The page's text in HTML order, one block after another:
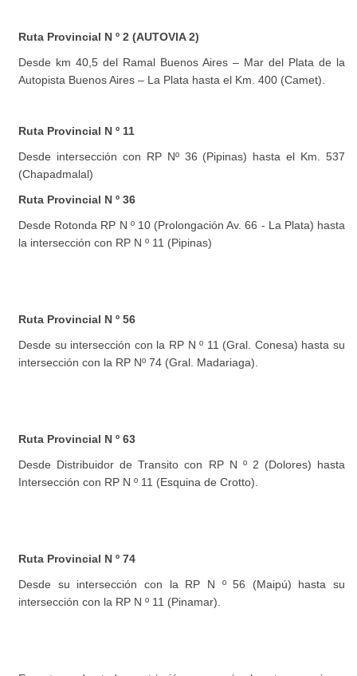
Ruta Provincial N º 2 (AUTOVIA 2)
Desde km 40,5 del Ramal Buenos Aires – Mar del Plata de la
Autopista Buenos Aires – La Plata hasta el Km. 400 (Camet).
Ruta Provincial N º 11
Desde intersección con RP Nº 36 (Pipinas) hasta el Km. 537
(Chapadmalal)
Ruta Provincial N º 36
Desde Rotonda RP N º 10 (Prolongación Av. 66 - La Plata) hasta
la intersección con RP N º 11 (Pipinas)
Ruta Provincial N º 56
Desde su intersección con la RP N º 11 (Gral. Conesa) hasta su
intersección con la RP Nº 74 (Gral. Madariaga).
Ruta Provincial N º 63
Desde Distribuidor de Transito con RP N º 2 (Dolores) hasta
Intersección con RP N º 11 (Esquina de Crotto).
Ruta Provincial N º 74
Desde su intersección con la RP N º 56 (Maipú) hasta su
intersección con la RP N º 11 (Pinamar).